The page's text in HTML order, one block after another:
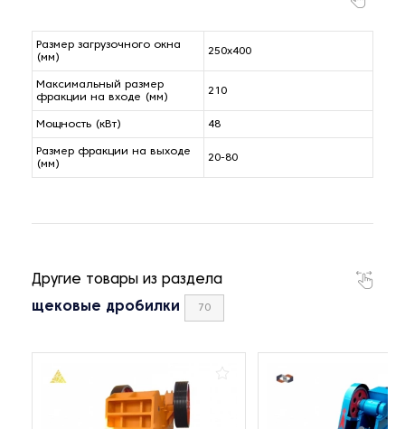
Размер загрузочного окна
(мм)
250x400
Максимальный размер
фракции на входе (мм)
210
Мощность (кВт) 48
Размер фракции на выходе
(мм)
20-80
Другие товары из раздела
щековые дробилки 70